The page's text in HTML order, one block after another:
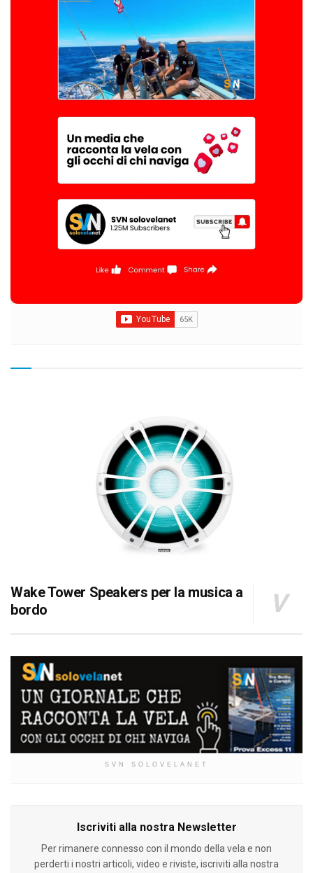
Wake Tower Speakers per la musica a
bordo
SVN SOLOVELANET
Iscriviti alla nostra Newsletter
Per rimanere connesso con il mondo della vela e non
perderti i nostri articoli, video e riviste, iscriviti alla nostra